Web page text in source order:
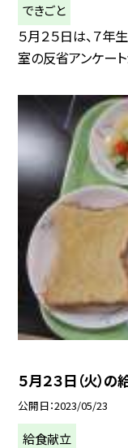
できごと
５月２５日は、７
室の反省アンケー
５月２３日（火）
公開日 2023/05/23
給食献立